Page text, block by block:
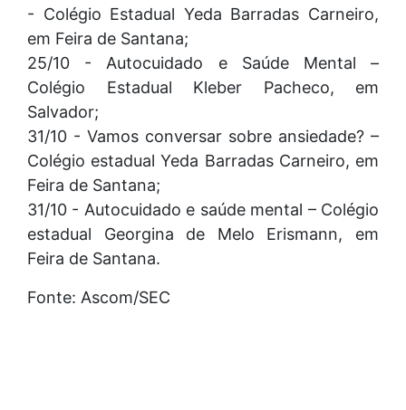
- Colégio Estadual Yeda Barradas Carneiro,
em Feira de Santana;
25/10 - Autocuidado e Saúde Mental –
Colégio Estadual Kleber Pacheco, em
Salvador;
31/10 - Vamos conversar sobre ansiedade? –
Colégio estadual Yeda Barradas Carneiro, em
Feira de Santana;
31/10 - Autocuidado e saúde mental – Colégio
estadual Georgina de Melo Erismann, em
Feira de Santana.
Fonte: Ascom/SEC